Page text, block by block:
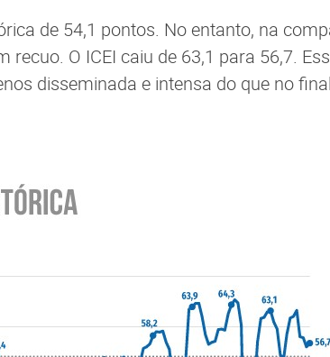
de 54,1 pontos. No entanto, na
O ICEI caiu de 63,1 para 56,7.
disseminada e intensa do que no